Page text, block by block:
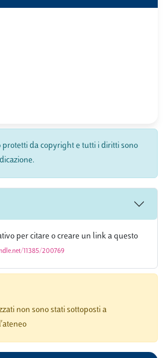
da copyright e tutti i diritti sono
per citare o creare un link a questo
11385/200769
non sono stati sottoposti a